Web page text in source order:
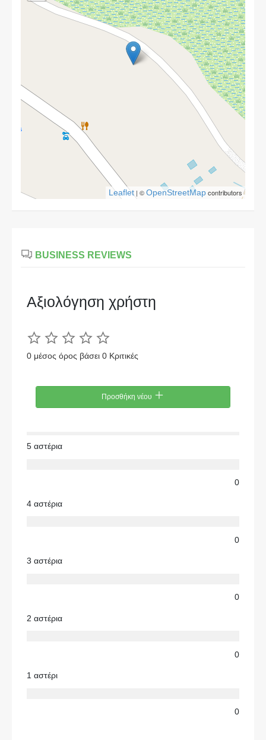
Leaflet | ©OpenStreetMapcontributors
BUSINESS REVIEWS
Αξιολόγηση χρήστη
0 μέσος όρος βάσει 0 Κριτικές
Προσθήκη νέου
5 αστέρια
0
4 αστέρια
0
3 αστέρια
0
2 αστέρια
0
1 αστέρι
0